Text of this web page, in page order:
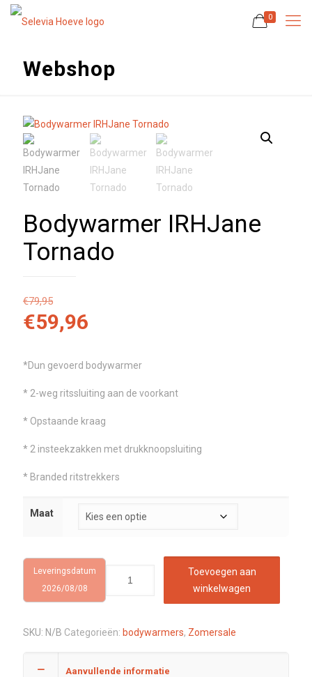
0
Webshop
Bodywarmer IRHJane
Tornado
€79,95
€59,96
*Dun gevoerd bodywarmer
* 2-weg ritssluiting aan de voorkant
* Opstaande kraag
* 2 insteekzakken met drukknoopsluiting
* Branded ritstrekkers
Maat
Leveringsdatum
2026/08/08
Toevoegen aan
winkelwagen
SKU: N/B Categorieën: bodywarmers, Zomersale
Aanvullende informatie